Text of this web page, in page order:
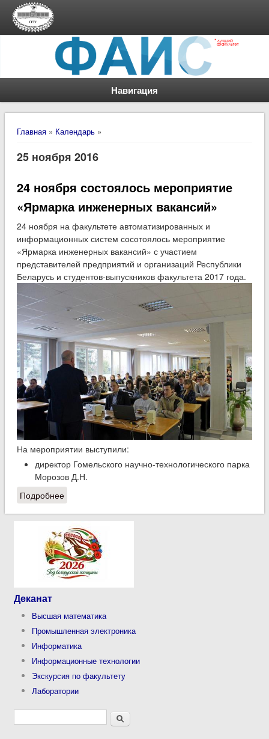
Навигация
Вы здесь
Главная» Календарь»
25 ноября 2016
24 ноября состоялось мероприятие
«Ярмарка инженерных вакансий»
24 ноября на факультете автоматизированных и
информационных систем сосотоялось мероприятие
«Ярмарка инженерных вакансий» с участием
представителей предприятий и организаций Республики
Беларусь и студентов-выпускников факультета 2017 года.
На мероприятии выступили:
директор Гомельского научно-технологического парка
Морозов Д.Н.
Подробнеео 24 ноября состоялось мероприятие «Ярмарка
Деканат
Высшая математика
Промышленная электроника
Информатика
Информационные технологии
Экскурсия по факультету
Лаборатории
Форма поискаПоиск